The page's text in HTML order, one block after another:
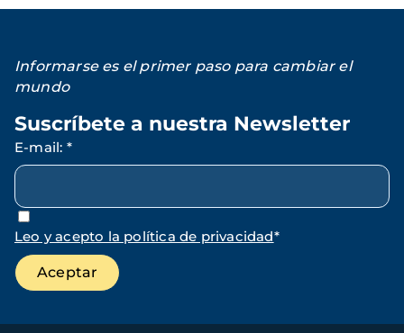
Informarse es el primer paso para cambiar el
mundo
Suscríbete a nuestra Newsletter
E-mail: *
Leo y acepto la política de privacidad*